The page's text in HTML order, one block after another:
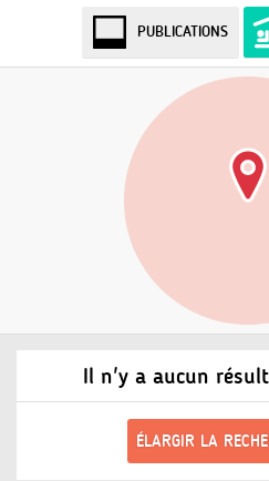
PUBLICATIONS
Il n'y a aucun
ÉLARGIR LA